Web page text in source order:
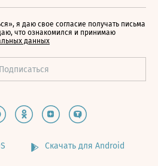
я даю свое согласие получать письма
что ознакомился и принимаю
данных
Скачать для Android